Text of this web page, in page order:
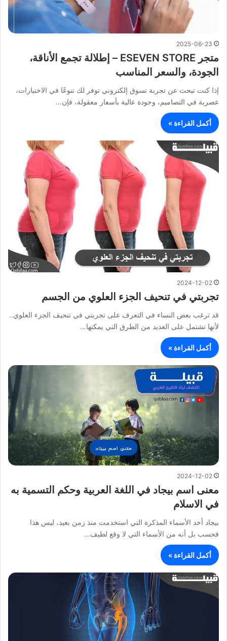
2025-06-23
متجر ESEVEN STORE – إطلالة تجمع الأناقة،
الجودة، والسعر المناسب
إذا كنت تبحث عن تجربة تسوق إلكتروني توفر لك تنوعًا في الاختيارات،
عصرية في التصاميم، وجودة عالية بأسعار معقولة، فإن…
أكمل القراءة »
2024-12-02
تجربتي في تنحيف الجزء العلوي من الجسم
قد ترغب بعض النساء في التعرف على تجربتي في تنحيف الجزء العلوي..
لأنها تشتمل على العديد من الطرق التي يمكنها…
أكمل القراءة »
2024-12-02
معنى اسم بيجاد في اللغة العربية وحكم التسمية به
في الاسلام
بيجاد أحد الأسماء المذكرة التي استخدمت منذ زمن بعيد، ليس هذا
فحسب بل أنه من الأسماء التي لا وقع لطيف…
أكمل القراءة »